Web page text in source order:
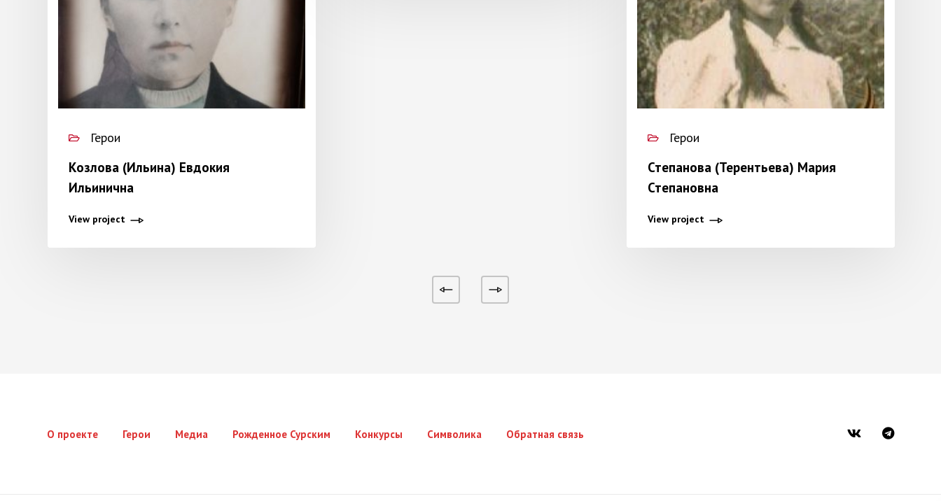
Герои
Козлова (Ильина) Евдокия
Ильинична
View project
Герои
Степанова (Терентьева) Мария
Степановна
View project
О проекте Герои Медиа Рожденное Сурским Конкурсы Символика Обратная связь